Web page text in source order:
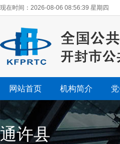
现在时间：2026-08-06 08:56:40 星期四
网站首页 机构简介
通许县